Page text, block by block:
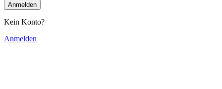
Anmelden
Kein Konto?
Anmelden